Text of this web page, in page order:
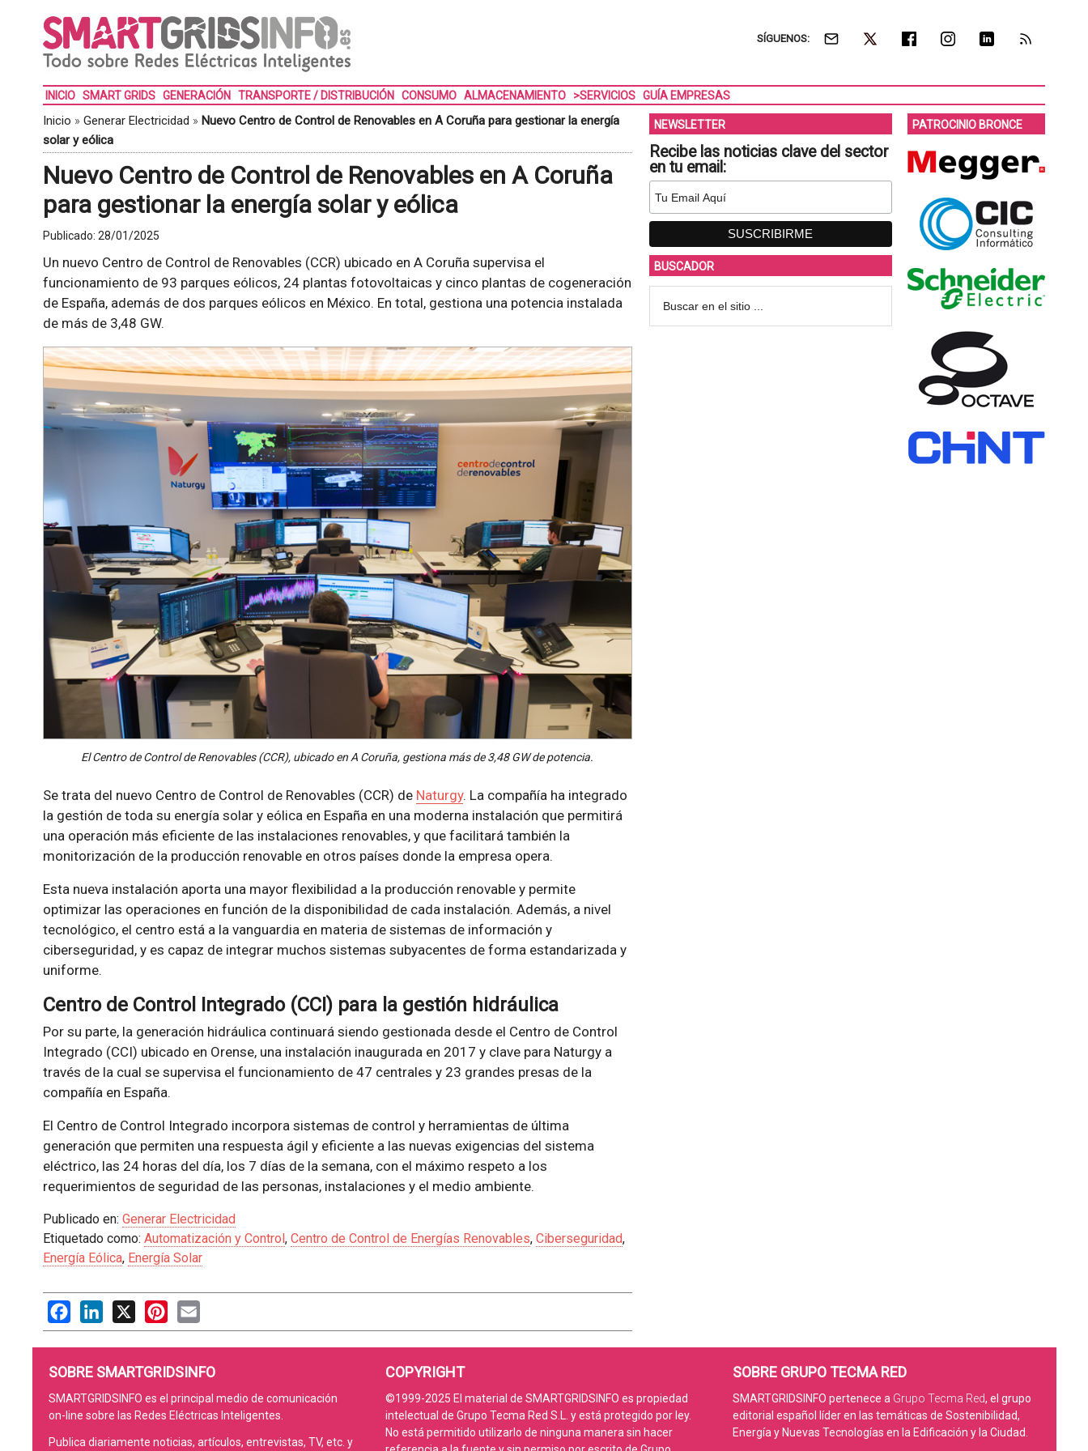
SÍGUENOS:
INICIO SMART GRIDS GENERACIÓN TRANSPORTE / DISTRIBUCIÓN CONSUMO ALMACENAMIENTO >SERVICIOS GUÍA EMPRESAS
Inicio » Generar Electricidad » Nuevo Centro de Control de Renovables en A Coruña para gestionar la energía
solar y eólica
Nuevo Centro de Control de Renovables en A Coruña
para gestionar la energía solar y eólica
Publicado: 28/01/2025
Un nuevo Centro de Control de Renovables (CCR) ubicado en A Coruña supervisa el
funcionamiento de 93 parques eólicos, 24 plantas fotovoltaicas y cinco plantas de cogeneración
de España, además de dos parques eólicos en México. En total, gestiona una potencia instalada
de más de 3,48 GW.
El Centro de Control de Renovables (CCR), ubicado en A Coruña, gestiona más de 3,48 GW de potencia.
Se trata del nuevo Centro de Control de Renovables (CCR) de Naturgy. La compañía ha integrado
la gestión de toda su energía solar y eólica en España en una moderna instalación que permitirá
una operación más eficiente de las instalaciones renovables, y que facilitará también la
monitorización de la producción renovable en otros países donde la empresa opera.
Esta nueva instalación aporta una mayor flexibilidad a la producción renovable y permite
optimizar las operaciones en función de la disponibilidad de cada instalación. Además, a nivel
tecnológico, el centro está a la vanguardia en materia de sistemas de información y
ciberseguridad, y es capaz de integrar muchos sistemas subyacentes de forma estandarizada y
uniforme.
Centro de Control Integrado (CCI) para la gestión hidráulica
Por su parte, la generación hidráulica continuará siendo gestionada desde el Centro de Control
Integrado (CCI) ubicado en Orense, una instalación inaugurada en 2017 y clave para Naturgy a
través de la cual se supervisa el funcionamiento de 47 centrales y 23 grandes presas de la
compañía en España.
El Centro de Control Integrado incorpora sistemas de control y herramientas de última
generación que permiten una respuesta ágil y eficiente a las nuevas exigencias del sistema
eléctrico, las 24 horas del día, los 7 días de la semana, con el máximo respeto a los
requerimientos de seguridad de las personas, instalaciones y el medio ambiente.
Publicado en: Generar Electricidad
Etiquetado como: Automatización y Control, Centro de Control de Energías Renovables, Ciberseguridad,
Energía Eólica, Energía Solar
FacebookLinkedIn
X PinterestEmail
NEWSLETTER
Recibe las noticias clave del sector
en tu email:
BUSCADOR
PATROCINIO BRONCE
SOBRE SMARTGRIDSINFO
SMARTGRIDSINFO es el principal medio de comunicación
on-line sobre las Redes Eléctricas Inteligentes.
Publica diariamente noticias, artículos, entrevistas, TV, etc. y
COPYRIGHT
©1999-2025 El material de SMARTGRIDSINFO es propiedad
intelectual de Grupo Tecma Red S.L. y está protegido por ley.
No está permitido utilizarlo de ninguna manera sin hacer
SOBRE GRUPO TECMA RED
SMARTGRIDSINFO pertenece a Grupo Tecma Red, el grupo
editorial español líder en las temáticas de Sostenibilidad,
Energía y Nuevas Tecnologías en la Edificación y la Ciudad.